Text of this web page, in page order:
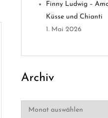
Finny Ludwig –
Küsse und Chianti
1. Mai 2026
Archiv
Archiv